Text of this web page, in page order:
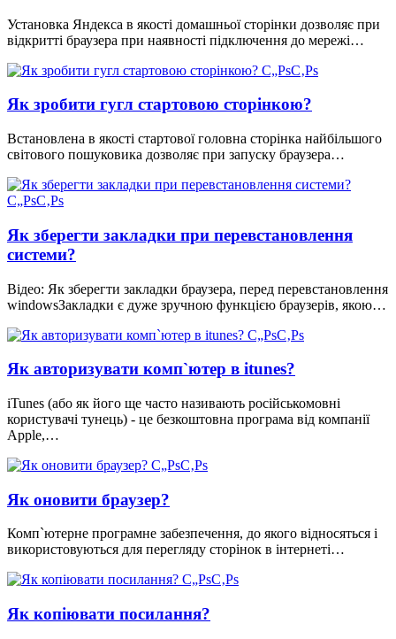
Установка Яндекса в якості домашньої сторінки дозволяє при
відкритті браузера при наявності підключення до мережі…
Як зробити гугл стартовою сторінкою?
Встановлена в якості стартової головна сторінка найбільшого
світового пошуковика дозволяє при запуску браузера…
Як зберегти закладки при перевстановлення
системи?
Відео: Як зберегти закладки браузера, перед перевстановлення
windowsЗакладки є дуже зручною функцією браузерів, якою…
Як авторизувати комп`ютер в itunes?
iTunes (або як його ще часто називають російськомовні
користувачі тунець) - це безкоштовна програма від компанії
Apple,…
Як оновити браузер?
Комп`ютерне програмне забезпечення, до якого відносяться і
використовуються для перегляду сторінок в інтернеті…
Як копіювати посилання?